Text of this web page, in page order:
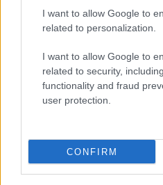
I want to allow Google to
related to personalization.
I want to allow Google to
related to security,
functionality and fraud
user protection.
CONFIRM